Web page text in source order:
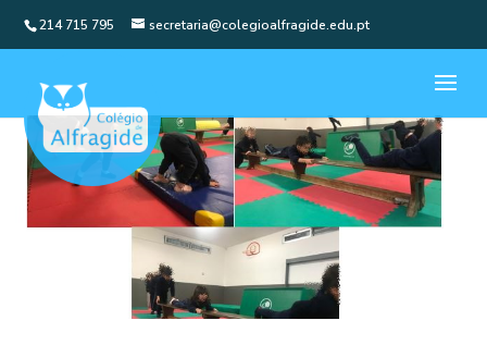
214 715 795 secretaria@colegioalfragide.edu.pt